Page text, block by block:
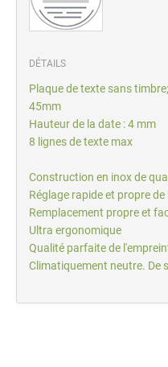
DÉTAILS
Plaque de texte sans
45mm
Hauteur de la date : 4 mm
8 lignes de texte max
Construction en inox de
Réglage rapide et propre de
Remplacement propre et
Ultra ergonomique
Qualité parfaite de
Climatiquement neutre. De